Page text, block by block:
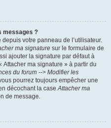
messages ?
votre panneau de l’utilisateur.
ma signature sur le formulaire de
ajouter la signature par défaut à
Attacher ma signature » à partir du
du forum --> Modifier les
pourrez toujours empêcher une
décochant la caseAttacher ma
de message.